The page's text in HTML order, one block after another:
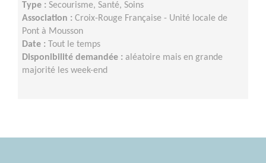
Type : Secourisme, Santé, Soins
Association : Croix-Rouge Française - Unité locale de
Pont à Mousson
Date : Tout le temps
Disponibilité demandée : aléatoire mais en grande
majorité les week-end